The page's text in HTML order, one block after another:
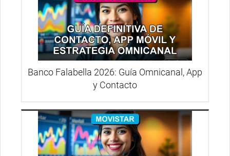
Banco Falabella 2026: Guía Omnicanal, App
y Contacto